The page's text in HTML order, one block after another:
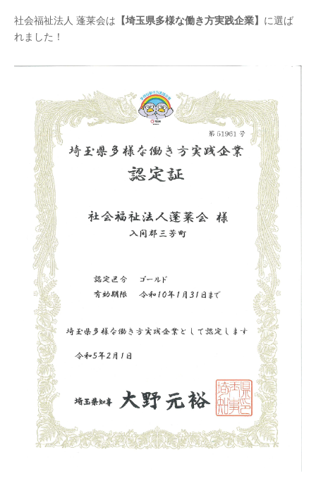
社会福祉法人 蓬莱会は 【埼玉県多様な働き方実践企業】 に選ば
れました！